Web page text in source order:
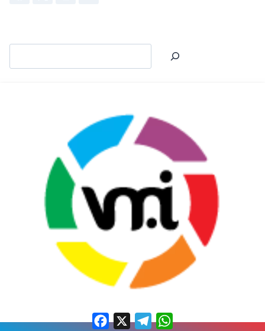
Facebook
X Telegram